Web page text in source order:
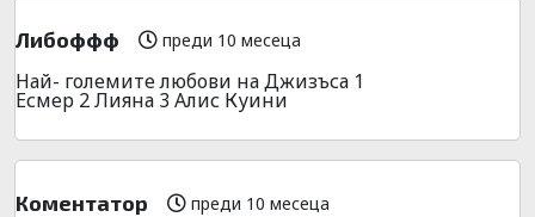
Либоффф преди 10 месеца
Най- големите любови на Джизъса 1
Есмер 2 Лияна 3 Алис Куини
Коментатор преди 10 месеца